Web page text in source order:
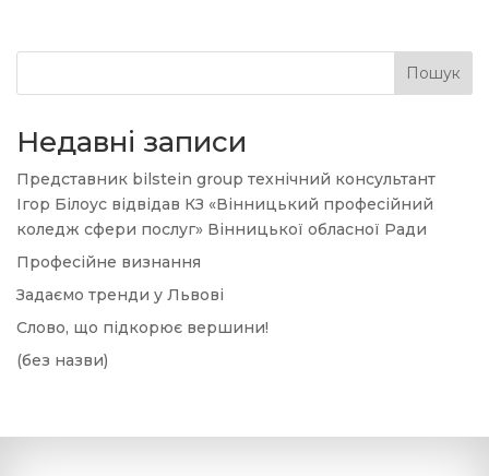
Пошук
Недавні записи
Представник bilstein group технічний консультант
Ігор Білоус відвідав КЗ «Вінницький професійний
коледж сфери послуг» Вінницької обласної Ради
Професійне визнання
Задаємо тренди у Львові
Слово, що підкорює вершини!
(без назви)